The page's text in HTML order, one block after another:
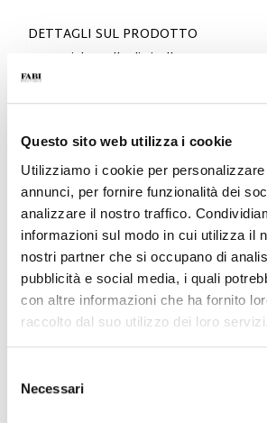
Questo sito web utilizza i cookie
Utilizziamo i cookie per
annunci, per fornire funzionalità dei
analizzare il nostro traffico.
informazioni sul modo in cui utilizza il
nostri partner che si occupano di
pubblicità e social media, i quali
con altre informazioni che ha fornito
raccolto dal suo utilizzo dei loro servizi.
delNecessari
DETTAGLI SUL PRODOTTO
- Materiale: Pelle di vitello
- Fondo: Lattice in vero caucciù
- Made in Italy
PERCHÉ È SPECIALE?
MATERIALI PREMIUM MADE IN ITALY